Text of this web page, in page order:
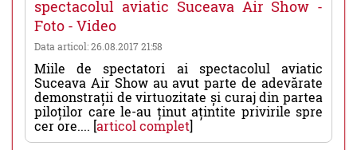
spectacolul aviatic Suceava Air Show -
Foto - Video
Data articol: 26.08.2017 21:58
Miile de spectatori ai spectacolul aviatic
Suceava Air Show au avut parte de adevărate
demonstrații de virtuozitate și curaj din partea
piloților care le-au ținut ațintite privirile spre
cer ore.... [articol complet]